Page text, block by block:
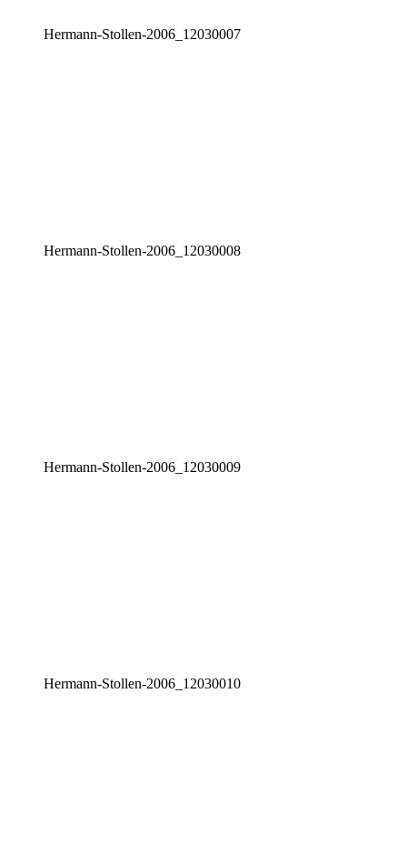
Her­mann-Stol­len-2006_12030007
Her­mann-Stol­len-2006_12030008
Her­mann-Stol­len-2006_12030009
Her­mann-Stol­len-2006_12030010